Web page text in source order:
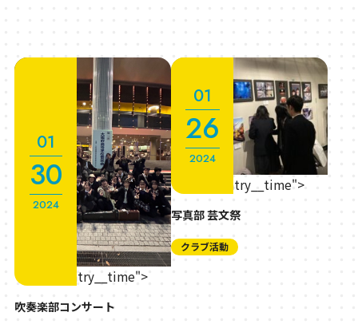
2024
01
30
" class="entry__time">
吹奏楽部コンサート
2024
01
26
" class="entry__time">
写真部 芸文祭
クラブ活動